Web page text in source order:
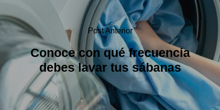
Post Anterior
Conoce con qué frecuencia
debes lavar tus sábanas